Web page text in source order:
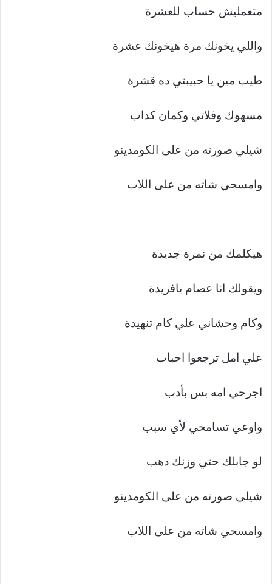
متعمليش حساب للعشرة
واللي يخونك مرة هيخونك عشرة
طيب مين يا حبيبتي ده قشرة
مسهوك وفلاتي وكمان كداب
شيلي صورته من على الكومدينو
وامسحي شاته من على اللاب
هيكلمك من نمرة جديدة
ويقولك انا عصام يافريدة
وكام وحشاني علي كام تنهيدة
علي امل ترجعوا احباب
اجرحي امه بس بأدب
واوعي تسامحي لأي سبب
لو جابلك حتي وزنك دهب
شيلي صورته من على الكومدينو
وامسحي شاته من على اللاب